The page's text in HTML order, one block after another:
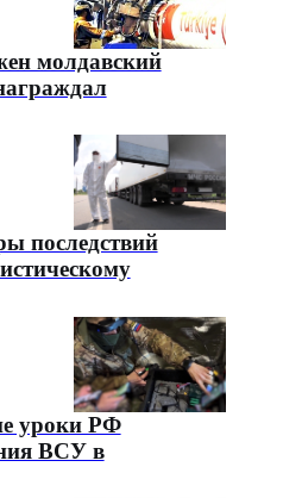
молдавский
последствий
уроки РФ
ВСУ в